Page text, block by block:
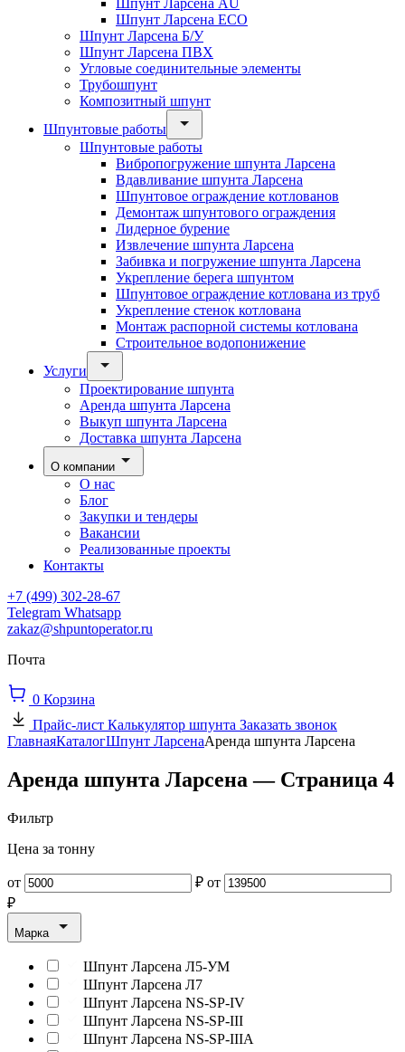
Шпунт Ларсена AU
Шпунт Ларсена ECO
Шпунт Ларсена Б/У
Шпунт Ларсена ПВХ
Угловые соединительные элементы
Трубошпунт
Композитный шпунт
Шпунтовые работы
Шпунтовые работы
Вибропогружение шпунта Ларсена
Вдавливание шпунта Ларсена
Шпунтовое ограждение котлованов
Демонтаж шпунтового ограждения
Лидерное бурение
Извлечение шпунта Ларсена
Забивка и погружение шпунта Ларсена
Укрепление берега шпунтом
Шпунтовое ограждение котлована из труб
Укрепление стенок котлована
Монтаж распорной системы котлована
Строительное водопонижение
Услуги
Проектирование шпунта
Аренда шпунта Ларсена
Выкуп шпунта Ларсена
Доставка шпунта Ларсена
О компании
О нас
Блог
Закупки и тендеры
Вакансии
Реализованные проекты
Контакты
+7 (499) 302-28-67
Telegram Whatsapp
zakaz@shpuntoperator.ru
Почта
0 Корзина
Прайс-лист Калькулятор шпунта Заказать звонок
ГлавнаяКаталогШпунт ЛарсенаАренда шпунта Ларсена
Аренда шпунта Ларсена — Страница 4
Фильтр
Цена за тонну
от ₽ от
₽
Марка
Шпунт Ларсена Л5-УМ
Шпунт Ларсена Л7
Шпунт Ларсена NS-SP-IV
Шпунт Ларсена NS-SP-III
Шпунт Ларсена NS-SP-IIIA